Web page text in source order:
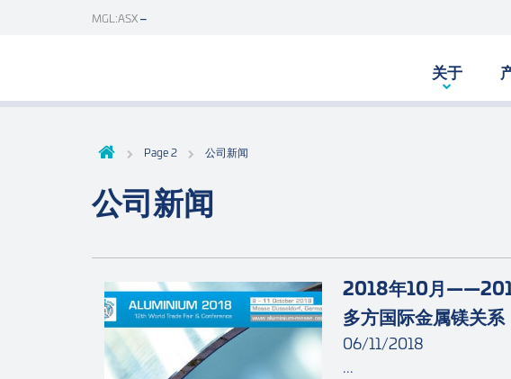
MGL:ASX
关于
Page 2 公司新闻
公司新闻
2018年10月
多方国际金属镁关系
06/11/2018
...